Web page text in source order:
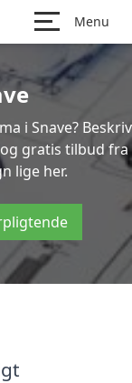
Menu
i Snave? Beskriv
gratis tilbud fra
lige her.